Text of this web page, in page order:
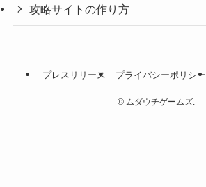
攻略サイトの作り方
プレスリリース プライバシーポリシー
©ムダウチゲームズ.